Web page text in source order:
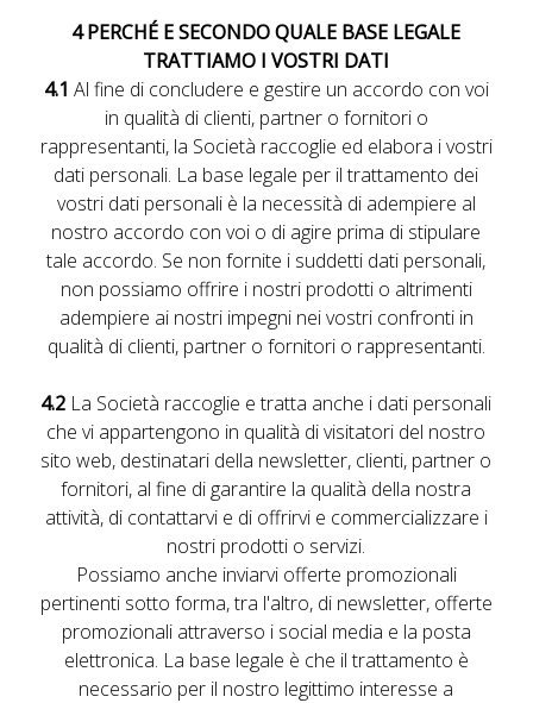
4 PERCHÉ E SECONDO QUALE BASE LEGALE
TRATTIAMO I VOSTRI DATI
4.1 Al fine di concludere e gestire un accordo con voi
in qualità di clienti, partner o fornitori o
rappresentanti, la Società raccoglie ed elabora i vostri
dati personali. La base legale per il trattamento dei
vostri dati personali è la necessità di adempiere al
nostro accordo con voi o di agire prima di stipulare
tale accordo. Se non fornite i suddetti dati personali,
non possiamo offrire i nostri prodotti o altrimenti
adempiere ai nostri impegni nei vostri confronti in
qualità di clienti, partner o fornitori o rappresentanti.
4.2 La Società raccoglie e tratta anche i dati personali
che vi appartengono in qualità di visitatori del nostro
sito web, destinatari della newsletter, clienti, partner o
fornitori, al fine di garantire la qualità della nostra
attività, di contattarvi e di offrirvi e commercializzare i
nostri prodotti o servizi.
Possiamo anche inviarvi offerte promozionali
pertinenti sotto forma, tra l'altro, di newsletter, offerte
promozionali attraverso i social media e la posta
elettronica. La base legale è che il trattamento è
necessario per il nostro legittimo interesse a